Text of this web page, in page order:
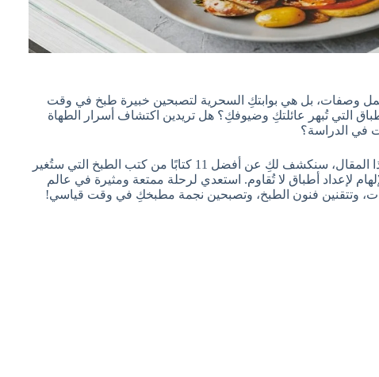
وصفات، بل هي بوابتكِ السحرية لتصبحين خبيرة طبخ في وقت
التي تُبهر عائلتكِ وضيوفكِ؟ هل تريدين اكتشاف أسرار الطهاة
في الدراسة؟
إذًا، أنتِ في المكان المناسب! في هذا المقال، سنكشف لكِ عن أفضل 11 كتابًا من كتب الطبخ التي ستُغير
لإعداد أطباق لا تُقاوم. استعدي لرحلة ممتعة ومثيرة في عالم
وتتقنين فنون الطبخ، وتصبحين نجمة مطبخكِ في وقت قياسي!